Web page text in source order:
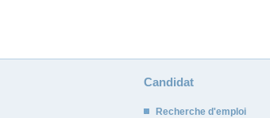
Candidat
Recherche d'emploi